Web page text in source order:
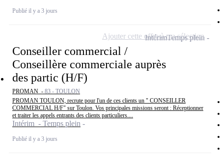
Publié il y a 3 jours
Conseiller commercial /
Conseillère commerciale auprès
des partic (H/F)
PROMAN - 83 - TOULON
PROMAN TOULON, recrute pour l'un de ces clients un " CONSEILLER
COMMERCIAL H/F" sur Toulon. Vos principales missions seront : Réceptionner
et traiter les appels entrants des clients particuliers....
Intérim - Temps plein
Publié il y a 3 jours
IntérimTemps plein
Ajouter cette offre à ma sélection